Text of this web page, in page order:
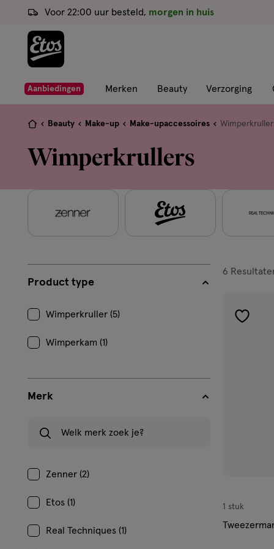
ga
de
hoofd
ga
naar
de
ga
naar
footer
Voor 22:00 uur besteld, morgen in huis
Aanbiedingen Merken Beauty Verzorging
Je
hier:
Beauty Make-up Make-upaccessoires
Wimperkrullers
filters
Product type
Wimperkruller (5)
Wimperkam (1)
Merk
Zenner (2)
Etos (1)
Real Techniques (1)
6
1 stuk